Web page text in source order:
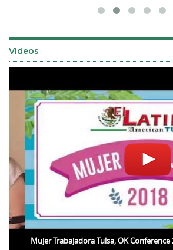
Videos
Mujer Trabajadora Tulsa, OK Conference 2018